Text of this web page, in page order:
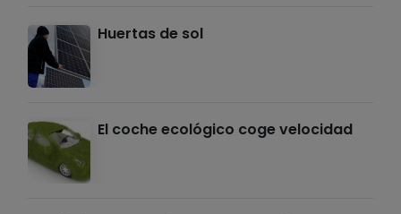
Huertas de sol
El coche ecológico coge velocidad